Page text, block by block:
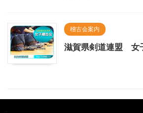
稽古会案内
滋賀県剣道連盟 女